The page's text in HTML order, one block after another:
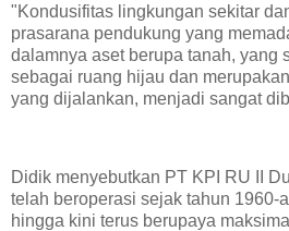
"Kondusifitas lingkungan sekitar
prasarana pendukung yang
dalamnya aset berupa tanah, yang
sebagai ruang hijau dan
yang dijalankan, menjadi sangat
Didik menyebutkan PT KPI RU II
telah beroperasi sejak tahun 1960-
hingga kini terus berupaya